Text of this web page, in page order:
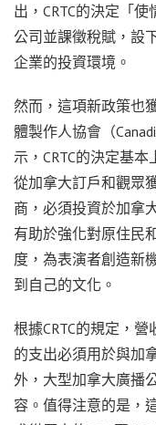
出，CRTC的決定「
公司並課徵稅賦，設
企業的投資環境。
然而，這項新政策也
體製作人協會（
示，CRTC的決定基
從加拿大訂戶和觀眾
商，必須投資於加拿
有助於強化對原住民
度，為表演者創造新
到自己的文化。
根據CRTC的規定，
的支出必須用於與加
外，大型加拿大廣播
容。值得注意的是，